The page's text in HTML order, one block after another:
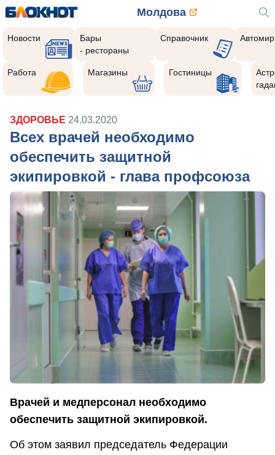
Молдова
Новости
Бары
- рестораны
Справочник Автомир
Работа Магазины Гостиницы
ЗДОРОВЬЕ 24.03.2020
Всех врачей необходимо
обеспечить защитной
экипировкой - глава профсоюза
Врачей и медперсонал необходимо
обеспечить защитной экипировкой.
Об этом заявил председатель Федерации